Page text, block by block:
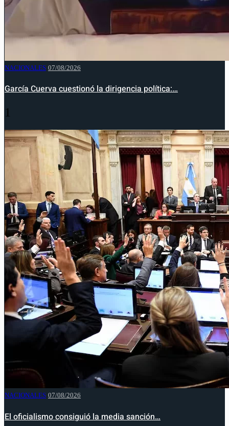
NACIONALES 07/08/2026
García Cuerva cuestionó la dirigencia política:…
1
NACIONALES 07/08/2026
El oficialismo consiguió la media sanción…